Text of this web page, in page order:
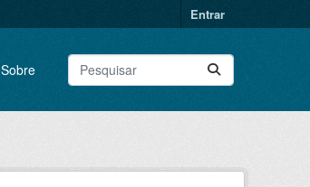
Entrar
Sobre